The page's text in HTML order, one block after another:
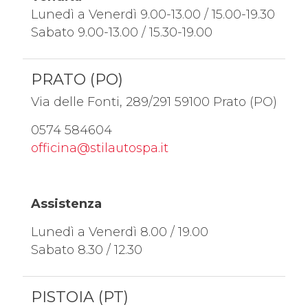
Lunedì a Venerdì 9.00-13.00 / 15.00-19.30
Sabato 9.00-13.00 / 15.30-19.00
PRATO (PO)
Via delle Fonti, 289/291 59100 Prato (PO)
0574 584604
officina@stilautospa.it
Assistenza
Lunedì a Venerdì 8.00 / 19.00
Sabato 8.30 / 12.30
PISTOIA (PT)